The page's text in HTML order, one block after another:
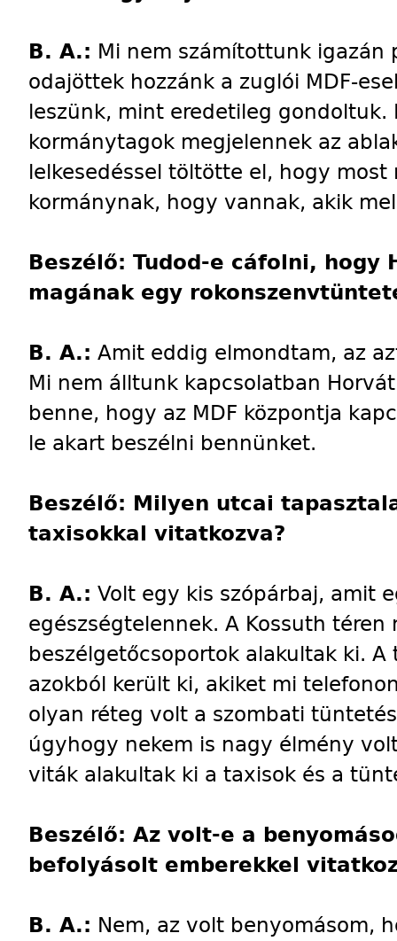
B. A.: Mi nem számítottunk igazán
odajöttek hozzánk a zuglói MDF-
leszünk, mint eredetileg
kormánytagok megjelennek az
lelkesedéssel töltötte el, hogy
kormánynak, hogy vannak, akik
Beszélő: Tudod-e cáfolni, hogy
magának egy
B. A.: Amit eddig elmondtam, az
Mi nem álltunk kapcsolatban
benne, hogy az MDF központja
le akart beszélni bennünket.
Beszélő: Milyen utcai
taxisokkal vitatkozva?
B. A.: Volt egy kis szópárbaj, amit
egészségtelennek. A Kossuth téren
beszélgetőcsoportok alakultak ki.
azokból került ki, akiket mi
olyan réteg volt a szombati
úgyhogy nekem is nagy élmény
viták alakultak ki a taxisok és a
Beszélő: Az volt-e a
befolyásolt emberekkel
B. A.: Nem, az volt benyomásom,